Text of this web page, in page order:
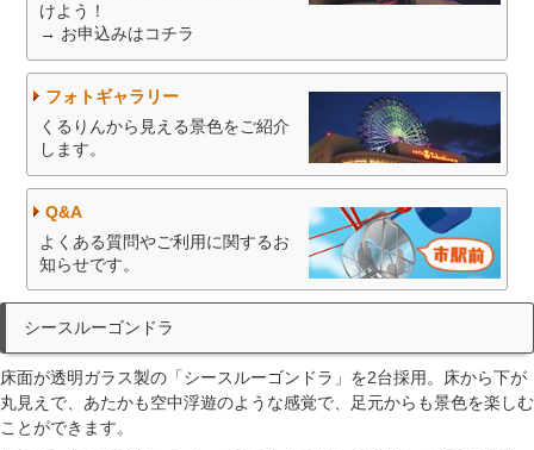
けよう！
→ お申込みはコチラ
フォトギャラリー
くるりんから見える景色をご紹介
します。
Q&A
よくある質問やご利用に関するお
知らせです。
シースルーゴンドラ
床面が透明ガラス製の「シースルーゴンドラ」を2台採用。床から下が
丸見えで、あたかも空中浮遊のような感覚で、足元からも景色を楽しむ
ことができます。